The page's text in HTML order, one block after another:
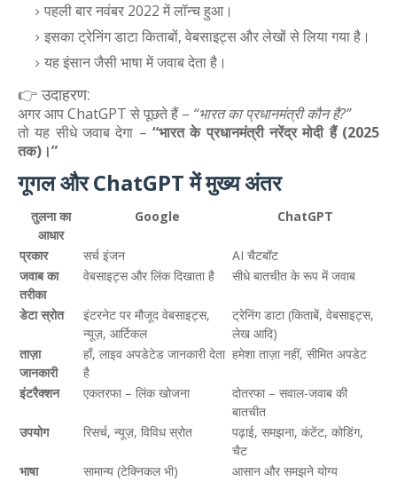
पहली बार नवंबर 2022 में लॉन्च हुआ।
इसका ट्रेनिंग डाटा किताबों, वेबसाइट्स और लेखों से लिया गया है।
यह इंसान जैसी भाषा में जवाब देता है।
👉 उदाहरण:
अगर आप ChatGPT से पूछते हैं – “भारत का प्रधानमंत्री कौन है?”
तो यह सीधे जवाब देगा – “भारत के प्रधानमंत्री नरेंद्र मोदी हैं (2025
तक)।”
गूगल और ChatGPT में मुख्य अंतर
तुलना का
आधार
Google ChatGPT
प्रकार सर्च इंजन
AI चैटबॉट
जवाब का
तरीका
वेबसाइट्स और लिंक दिखाता है सीधे बातचीत के रूप में जवाब
डेटा स्रोत
इंटरनेट पर मौजूद वेबसाइट्स,
न्यूज़, आर्टिकल
ट्रेनिंग डाटा (किताबें, वेबसाइट्स,
लेख आदि)
ताज़ा
जानकारी
हाँ, लाइव अपडेटेड जानकारी देता
है
हमेशा ताज़ा नहीं, सीमित अपडेट
इंटरैक्शन एकतरफा – लिंक खोजना
दोतरफा – सवाल-जवाब की
बातचीत
उपयोग
रिसर्च, न्यूज़, विविध स्रोत
पढ़ाई, समझना, कंटेंट, कोडिंग,
चैट
भाषा
सामान्य (टेक्निकल भी)
आसान और समझने योग्य